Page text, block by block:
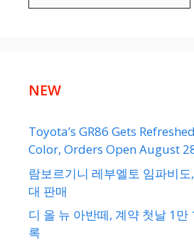
NEW
Toyota’s GR86 Gets
Color, Orders Open August
람보르기니 레부엘토 임파비
대 판매
디 올 뉴 아반떼, 계약 첫날 1만
록